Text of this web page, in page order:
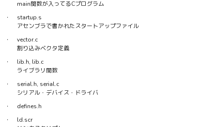
main関数が入ってるCプログラム
startup.s
アセンブラで書かれたスタートアップファイル
vector.c
割り込みベクタ定義
lib.h, lib.c
ライブラリ関数
serial.h, serial.c
シリアル・デバイス・ドライバ
defines.h
ld.scr